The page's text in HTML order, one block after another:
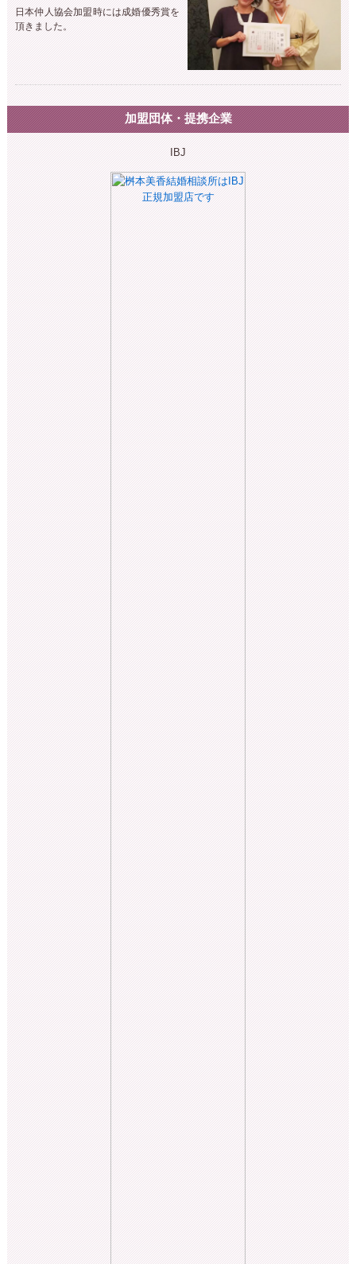
日本仲人協会加盟時には成婚優秀賞を
頂きました。
加盟団体・提携企業
IBJ